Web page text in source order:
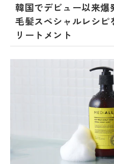
韓国でデビュー以来爆
毛髪スペシャルレシピ
リートメント